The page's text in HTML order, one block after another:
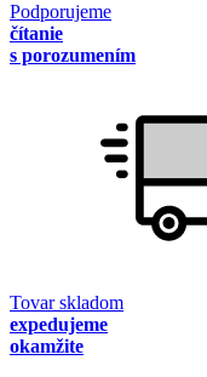
Podporujeme
čítanie
s porozumením
Tovar skladom
expedujeme
okamžite